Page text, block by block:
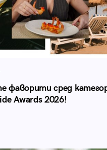
фаворити сред
Awards 2026!